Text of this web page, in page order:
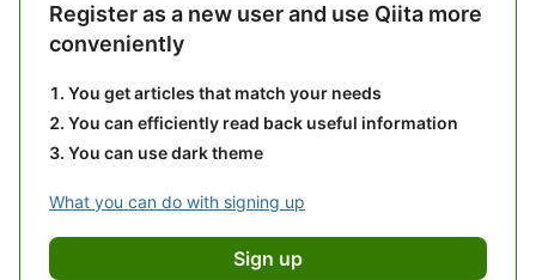
Register as a new user and use Qiita more
conveniently
You get articles that match your needs
You can efficiently read back useful information
You can use dark theme
What you can do with signing up
Sign up